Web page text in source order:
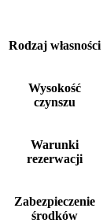
Rodzaj własności
Wysokość
czynszu
Warunki
rezerwacji
Zabezpieczenie
środków